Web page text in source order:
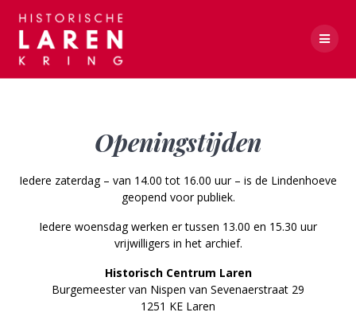
Openingstijden
Iedere zaterdag – van 14.00 tot 16.00 uur – is de Lindenhoeve
geopend voor publiek.
Iedere woensdag werken er tussen 13.00 en 15.30 uur
vrijwilligers in het archief.
Historisch Centrum Laren
Burgemeester van Nispen van Sevenaerstraat 29
1251 KE Laren